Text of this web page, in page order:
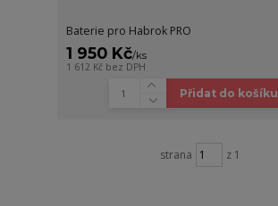
Baterie pro Habrok PRO
1 950 Kč/ks
1 612 Kč bez DPH
Přidat do košíku
strana z 1